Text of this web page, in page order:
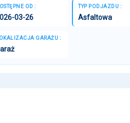
OD :
03-26
TYP PODJAZDU :
Asfaltowa
GARAŻU :